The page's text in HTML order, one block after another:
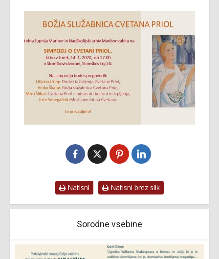
Natisni Natisni brez slik
Sorodne vsebine